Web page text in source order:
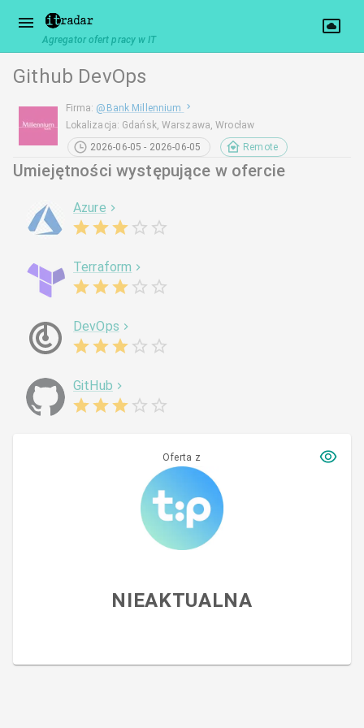
Agregator ofert pracy w IT
Github DevOps
Firma: @ Bank Millennium
Lokalizacja: Gdańsk, Warszawa, Wrocław
2026-06-05 - 2026-06-05
Remote
Umiejętności występujące w ofercie
Azure
Terraform
DevOps
GitHub
Oferta z
NIEAKTUALNA